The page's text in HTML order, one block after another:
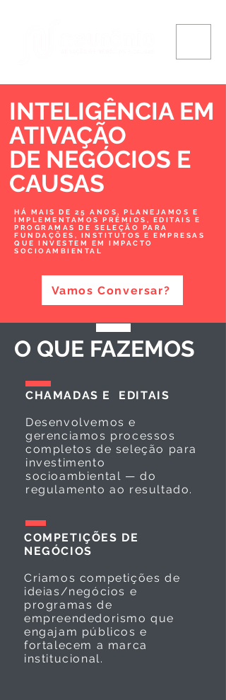
INTELIGÊNCIA EM
ATIVAÇÃO
DE NEGÓCIOS E
CAUSAS
HÁ MAIS DE 25 ANOS, PLANEJAMOS E
IMPLEMENTAMOS PRÊMIOS, EDITAIS E
PROGRAMAS DE SELEÇÃO PARA
FUNDAÇÕES, INSTITUTOS E EMPRESAS
QUE INVESTEM EM IMPACTO
SOCIOAMBIENTAL
Vamos Conversar?
O QUE FAZEMOS
CHAMADAS E EDITAIS
Desenvolvemos e
gerenciamos processos
completos de seleção para
investimento
socioambiental — do
regulamento ao resultado.
COMPETIÇÕES DE
NEGÓCIOS
Criamos competições de
ideias/negócios e
programas de
empreendedorismo que
engajam públicos e
fortalecem a marca
institucional.